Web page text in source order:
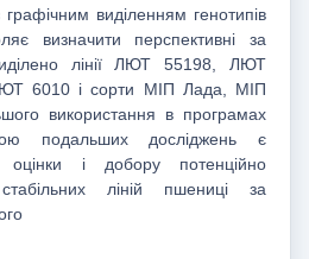
виділенням генотипів
визначити перспективні за
лінії ЛЮТ 55198, ЛЮТ
6010 і сорти МІП Лада, МІП
використання в програмах
подальших досліджень є
оцінки і добору потенційно
ліній пшениці за